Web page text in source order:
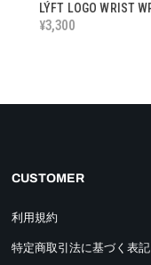
LÝFT LOGO WRIST
¥3,300
CUSTOMER
利用規約
特定商取引法に基づく表記